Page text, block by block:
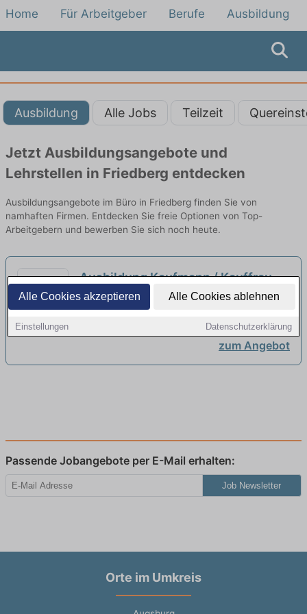
Alle Cookies akzeptieren Alle Cookies ablehnen
Einstellungen Datenschutzerklärung
Home Für Arbeitgeber Berufe Ausbildung
Ausbildung Alle Jobs Teilzeit
Jetzt Ausbildungsangebote und
Lehrstellen in Friedberg entdecken
Ausbildungsangebote im Büro in Friedberg finden Sie von
namhaften Firmen. Entdecken Sie freie Optionen von Top-
Arbeitgebern und bewerben Sie sich noch heute.
Ausbildung Kaufmann / Kauffrau
für Büromanagement (m/w/d) neu
S.B.E. P+S Schmiedecke GmbH & Co. KG |
Penzing
zum Angebot
Passende Jobangebote per E-Mail erhalten:
Job Newsletter
Orte im Umkreis